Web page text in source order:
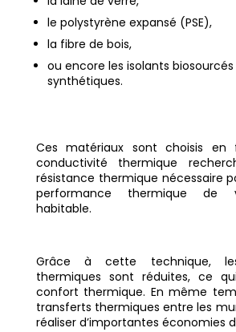
le polystyrène expansé (PSE),
la fibre de bois,
ou encore les isolants
synthétiques.
Ces matériaux sont choisis
conductivité thermique
résistance thermique nécessaire
performance thermique de
habitable.
Grâce à cette technique,
thermiques sont réduites, ce
confort thermique. En même
transferts thermiques entre les
réaliser d’importantes économies